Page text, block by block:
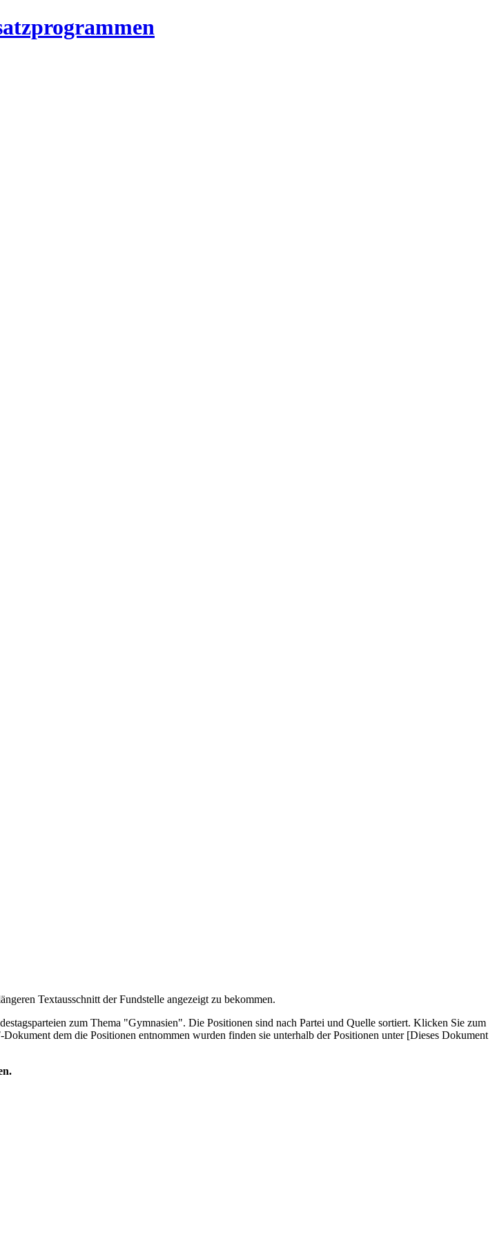
Textausschnitt der Fundstelle angezeigt zu bekommen.
zum Thema "Gymnasien". Die Posi­tionen sind nach Partei und Quelle sortiert. Klicken Sie zum
dem die Posi­tionen entnommen wurden finden sie unterhalb der Positionen unter [Dieses Dokument